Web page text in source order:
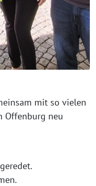
mit so vielen
Offenburg neu